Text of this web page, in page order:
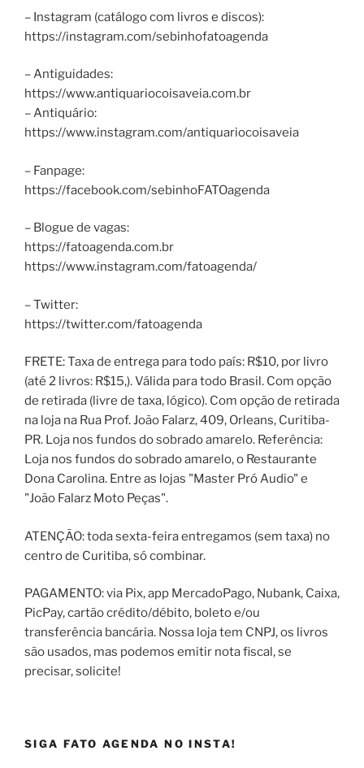
– Instagram (catálogo com livros e discos):
https://instagram.com/sebinhofatoagenda
– Antiguidades:
https://www.antiquariocoisaveia.com.br
– Antiquário:
https://www.instagram.com/antiquariocoisaveia
– Fanpage:
https://facebook.com/sebinhoFATOagenda
– Blogue de vagas:
https://fatoagenda.com.br
https://www.instagram.com/fatoagenda/
– Twitter:
https://twitter.com/fatoagenda
FRETE: Taxa de entrega para todo país: R$10, por livro
(até 2 livros: R$15,). Válida para todo Brasil. Com opção
de retirada (livre de taxa, lógico). Com opção de retirada
na loja na Rua Prof. João Falarz, 409, Orleans, Curitiba-
PR. Loja nos fundos do sobrado amarelo. Referência:
Loja nos fundos do sobrado amarelo, o Restaurante
Dona Carolina. Entre as lojas "Master Pró Audio" e
"João Falarz Moto Peças".
ATENÇÃO: toda sexta-feira entregamos (sem taxa) no
centro de Curitiba, só combinar.
PAGAMENTO: via Pix, app MercadoPago, Nubank, Caixa,
PicPay, cartão crédito/débito, boleto e/ou
transferência bancária. Nossa loja tem CNPJ, os livros
são usados, mas podemos emitir nota fiscal, se
precisar, solicite!
SIGA FATO AGENDA NO INSTA!